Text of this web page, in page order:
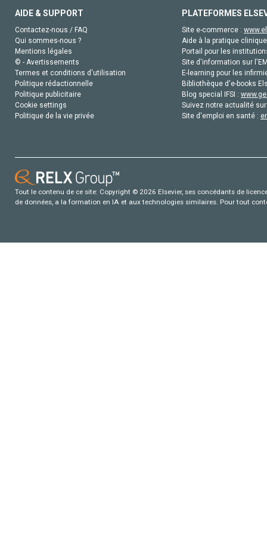
AIDE & SUPPORT
Contactez-nous / FAQ
Qui sommes-nous ?
Mentions légales
© - Avertissements
Termes et conditions d'utilisation
Politique rédactionnelle
Politique publicitaire
Cookie settings
Politique de la vie privée
PLATEFORMES
Site e-commerce :
Aide à la pratique
Portail pour les
Site d'information sur
E-learning pour les
Bibliothèque d'e-books
Blog special IFSI :
Suivez notre actualité
Site d'emploi en santé :
Tout le contenu de ce site: Copyright © 2026 Elsevier, ses concédants de
de données, a la formation en IA et aux technologies similaires. Pour tout